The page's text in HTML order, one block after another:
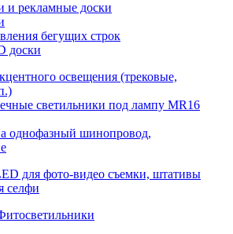
и рекламные доски
бегущих строк
доски
освещения (трековые,
светильники под лампу MR16
однофазный шинопровод,
для фото-видео съемки, штативы
селфи